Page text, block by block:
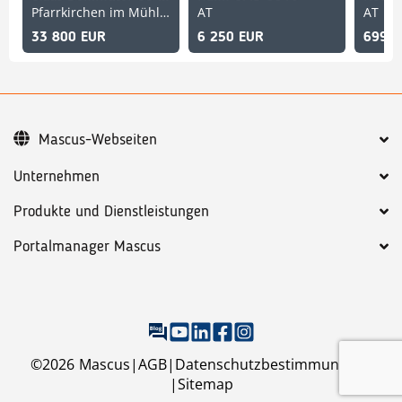
Pfarrkirchen im Mühlkreis, Oberösterreich, AT
33 800 EUR
AT
6 250 EUR
AT
699
Unternehmen
Produkte und Dienstleistungen
Portalmanager Mascus
©2026 Mascus AGB Datenschutzbestimmungen
Sitemap
Mascus-Webseiten